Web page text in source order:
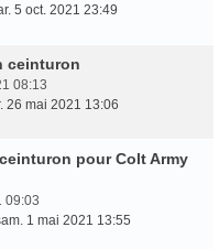
5 oct. 2021 23:49
ceinturon
08:13
26 mai 2021 13:06
pour Colt Army
09:03
1 mai 2021 13:55